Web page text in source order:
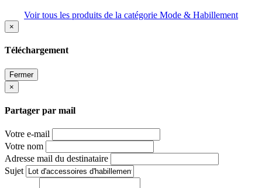
Voir tous les produits de la catégorie Mode & Habillement
×
Téléchargement
Fermer
×
Partager par mail
Votre e-mail
Votre nom
Adresse mail du destinataire
Sujet